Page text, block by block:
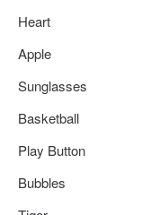
Heart
Apple
Sunglasses
Basketball
Play Button
Bubbles